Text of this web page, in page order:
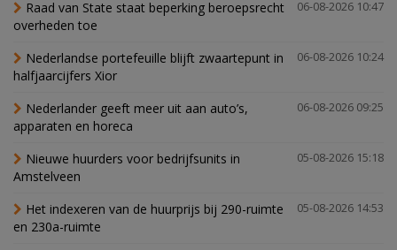
06-08-2026 10:47
Raad van State staat beperking beroepsrecht
overheden toe
06-08-2026 10:24
Nederlandse portefeuille blijft zwaartepunt in
halfjaarcijfers Xior
06-08-2026 09:25
Nederlander geeft meer uit aan auto’s,
apparaten en horeca
05-08-2026 15:18
Nieuwe huurders voor bedrijfsunits in
Amstelveen
05-08-2026 14:53
Het indexeren van de huurprijs bij 290-ruimte
en 230a-ruimte